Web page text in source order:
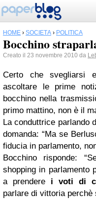
HOME › SOCIETÀ › POLITICA
Bocchino
Creato il 23 novembre 2010 da
Certo che svegliarsi
ascoltare le prime
bocchino nella
primo mattino, non è il
La conduttrice parlando
domanda: “Ma se
fiducia in parlamento,
Bocchino risponde:
shopping in parlamento
a prendere i voti di
parlare di vittoria perchè